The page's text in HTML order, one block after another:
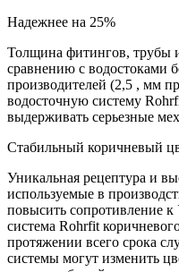
Надежнее на 25%
Толщина фитингов, трубы
сравнению с водостоками
производителей (2,5 , мм
водосточную систему
выдерживать серьезные
Стабильный коричневый
Уникальная рецептура и
используемые в
повысить сопротивление
система Rohrfit
протяжении всего срока
системы могут изменить